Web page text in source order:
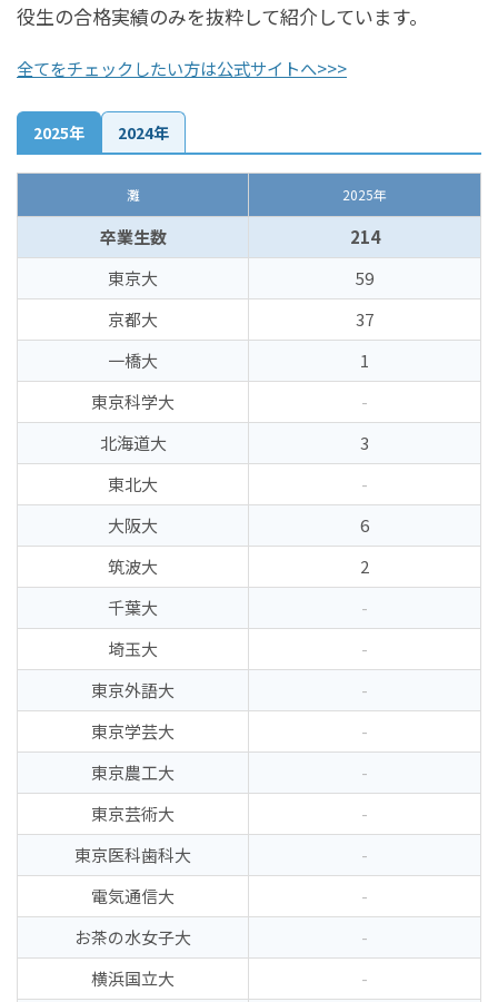
役生の合格実績のみを抜粋して紹介しています。
全てをチェックしたい方は公式サイトへ>>>
2025年 2024年
灘 2025年
卒業生数
214
東京大
59
京都大
37
一橋大
1
東京科学大
-
北海道大
3
東北大
-
大阪大
6
筑波大
2
千葉大
-
埼玉大
-
東京外語大
-
東京学芸大
-
東京農工大
-
東京芸術大
-
東京医科歯科大
-
電気通信大
-
お茶の水女子大
-
横浜国立大
-